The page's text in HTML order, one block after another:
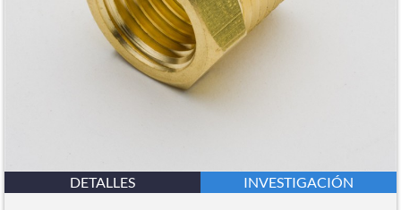
DETALLES INVESTIGACIÓN